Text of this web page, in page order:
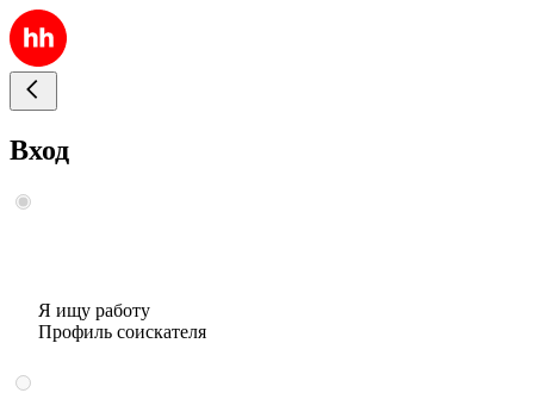
Вход
Я ищу работу
Профиль соискателя